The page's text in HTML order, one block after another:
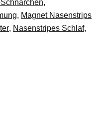
,
, Magnet Nasenstrips
, Nasenstripes Schlaf,